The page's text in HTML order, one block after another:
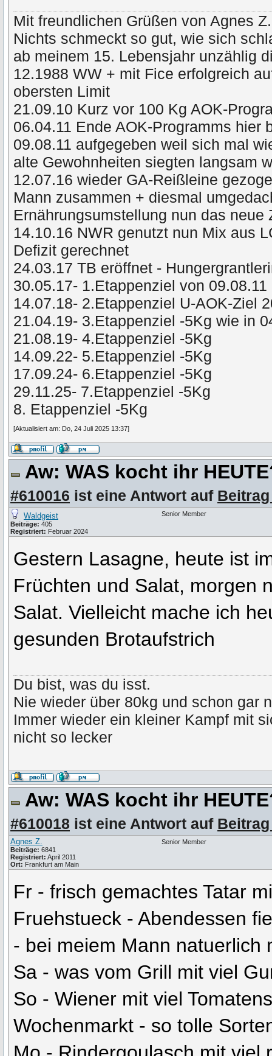
Mit freundlichen Grüßen von Agnes Z.
Nichts schmeckt so gut, wie sich
ab meinem 15. Lebensjahr unzählig
12.1988 WW + mit Fice erfolgreich
obersten Limit
21.09.10 Kurz vor 100 Kg AOK-
06.04.11 Ende AOK-Programms hier
09.08.11 aufgegeben weil sich mal
alte Gewohnheiten siegten langsam
12.07.16 wieder GA-Reißleine
Mann zusammen + diesmal
Ernährungsumstellung nun das neue
14.10.16 NWR genutzt nun Mix aus
Defizit gerechnet
24.03.17 TB eröffnet -
30.05.17- 1.Etappenziel von 09.08.11
14.07.18- 2.Etappenziel U-AOK-Ziel
21.04.19- 3.Etappenziel -5Kg wie in
21.08.19- 4.Etappenziel -5Kg
14.09.22- 5.Etappenziel -5Kg
17.09.24- 6.Etappenziel -5Kg
29.11.25- 7.Etappenziel -5Kg
8. Etappenziel -5Kg
[Aktualisiert am: Do, 24 Juli 2025 13:37]
Aw: WAS kocht ihr
#610016 ist eine Antwort auf Beitrag
Waldgeist
Beiträge: 405
Registriert: Februar 2024
Senior Member
Gestern Lasagne, heute ist
Früchten und Salat, morgen
Salat. Vielleicht mache ich
gesunden Brotaufstrich
Du bist, was du isst.
Nie wieder über 80kg und schon gar
Immer wieder ein kleiner Kampf mit
nicht so lecker
Aw: WAS kocht ihr
#610018 ist eine Antwort auf Beitrag
Agnes Z.
Beiträge: 6841
Registriert: April 2011
Ort: Frankfurt am Main
Senior Member
Fr - frisch gemachtes Tatar
Fruehstueck - Abendessen
- bei meiem Mann natuerlich
Sa - was vom Grill mit viel
So - Wiener mit viel
Wochenmarkt - so tolle